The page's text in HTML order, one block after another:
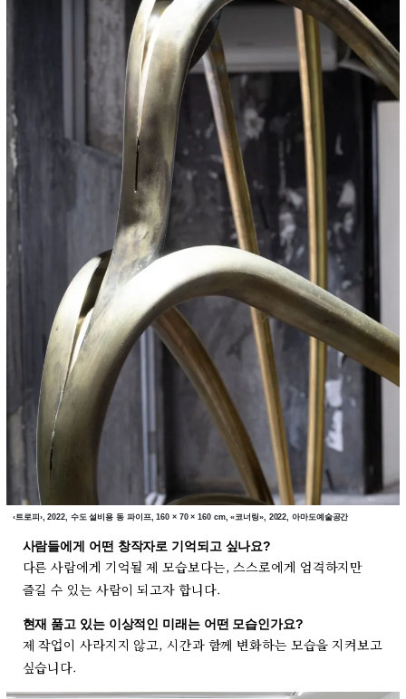
‹트로피›, 2022, 수도 설비용 동 파이프, 160 × 70 × 160 cm, «코너링», 2022, 아마도예술공간
사람들에게 어떤 창작자로 기억되고 싶나요?
다른 사람에게 기억될 제 모습보다는, 스스로에게 엄격하지만
즐길 수 있는 사람이 되고자 합니다.
현재 품고 있는 이상적인 미래는 어떤 모습인가요?
제 작업이 사라지지 않고, 시간과 함께 변화하는 모습을 지켜보고
싶습니다.